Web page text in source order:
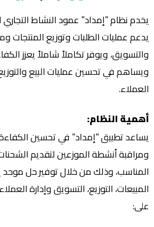
يخدم نظام "إمداد" عمود النشاط
يدعم عمليات الطلبات وتوزيع المنتجات
والتسويق، ويوفر تكاملاً شاملاً يعزز
ويساهم في تحسين عمليات البيع
العملاء.
أهمية النظام:
يساعد تطبيق "إمداد" في تحسين الكفاءة
ومراقبة أنشطة الموزعين لتقديم
المناسب، وذلك من خلال توفير حل
المبيعات، التوزيع، التسويق وإدارة
على: